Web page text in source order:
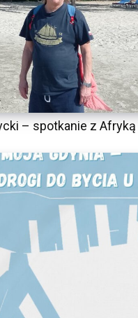
– spotkanie z Afryką